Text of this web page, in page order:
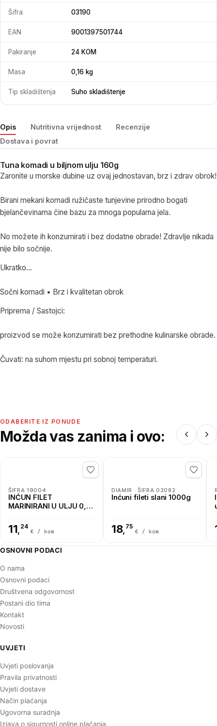
Opis Nutritivna vrijednost
Recenzije
Dostava i povrat
Tuna komadi u biljnom ulju 160g
Zaronite u morske dubine uz ovaj jednostavan, brz i zdrav obrok!
Birani mekani komadi ružičaste tunjevine prirodno bogati
bjelančevinama čine bazu za mnoga popularna jela.
No možete ih konzumirati i bez dodatne obrade! Zdravlje nikada
nije bilo sočnije.
Ukratko…
Sočni komadi • Brz i kvalitetan obrok
Priprema / Sastojci:
proizvod se može konzumirati bez prethodne kulinarske obrade.
Čuvati: na suhom mjestu pri sobnoj temperaturi.
Šifra 03190
EAN 9001397501744
Pakiranje 24 KOM
Masa 0,16 kg
Tip skladištenja Suho skladištenje
ODABERITE IZ PONUDE
Možda vas zanima i ovo:
ŠIFRA 19004
INĆUN FILET
MARINIRANI U ULJU 0,5
11, 24
€ / kom
DIAMIR · ŠIFRA 03082
Inćuni fileti slani 1000g
18, 75
€ / kom
OSNOVNI PODACI
O nama
Osnovni podaci
Društvena odgovornost
Postani dio tima
Kontakt
Novosti
UVJETI
Uvjeti poslovanja
Pravila privatnosti
Uvjeti dostave
Način plaćanja
Ugovorna suradnja
Izjava o sigurnosti online plaćanja